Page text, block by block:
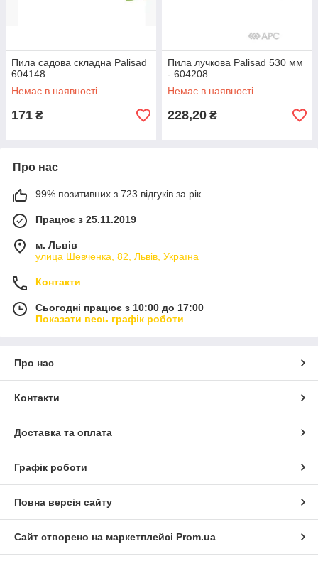
Пила садова складна Palisad
604148
Немає в наявності
171 ₴
Пила лучкова Palisad 530 мм
- 604208
Немає в наявності
228,20 ₴
Про нас
99% позитивних з 723 відгуків за рік
Працює з 25.11.2019
м. Львів
улица Шевченка, 82, Львів, Україна
Контакти
Сьогодні працює з 10:00 до 17:00
Показати весь графік роботи
Про нас
Контакти
Доставка та оплата
Графік роботи
Повна версія сайту
Сайт створено на маркетплейсі Prom.ua